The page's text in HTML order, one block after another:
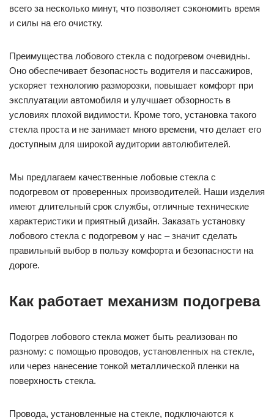
всего за несколько минут, что позволяет сэкономить время
и силы на его очистку.
Преимущества лобового стекла с подогревом очевидны.
Оно обеспечивает безопасность водителя и пассажиров,
ускоряет технологию разморозки, повышает комфорт при
эксплуатации автомобиля и улучшает обзорность в
условиях плохой видимости. Кроме того, установка такого
стекла проста и не занимает много времени, что делает его
доступным для широкой аудитории автолюбителей.
Мы предлагаем качественные лобовые стекла с
подогревом от проверенных производителей. Наши изделия
имеют длительный срок службы, отличные технические
характеристики и приятный дизайн. Заказать установку
лобового стекла с подогревом у нас – значит сделать
правильный выбор в пользу комфорта и безопасности на
дороге.
Как работает механизм подогрева
Подогрев лобового стекла может быть реализован по
разному: с помощью проводов, установленных на стекле,
или через нанесение тонкой металлической пленки на
поверхность стекла.
Провода, установленные на стекле, подключаются к